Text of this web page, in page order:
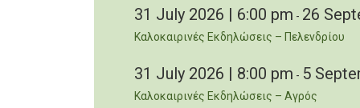
31 July 2026 | 6:00 pm - 26
Καλοκαιρινές Εκδηλώσεις – Πελενδρίου
31 July 2026 | 8:00 pm - 5
Καλοκαιρινές Εκδηλώσεις – Αγρός